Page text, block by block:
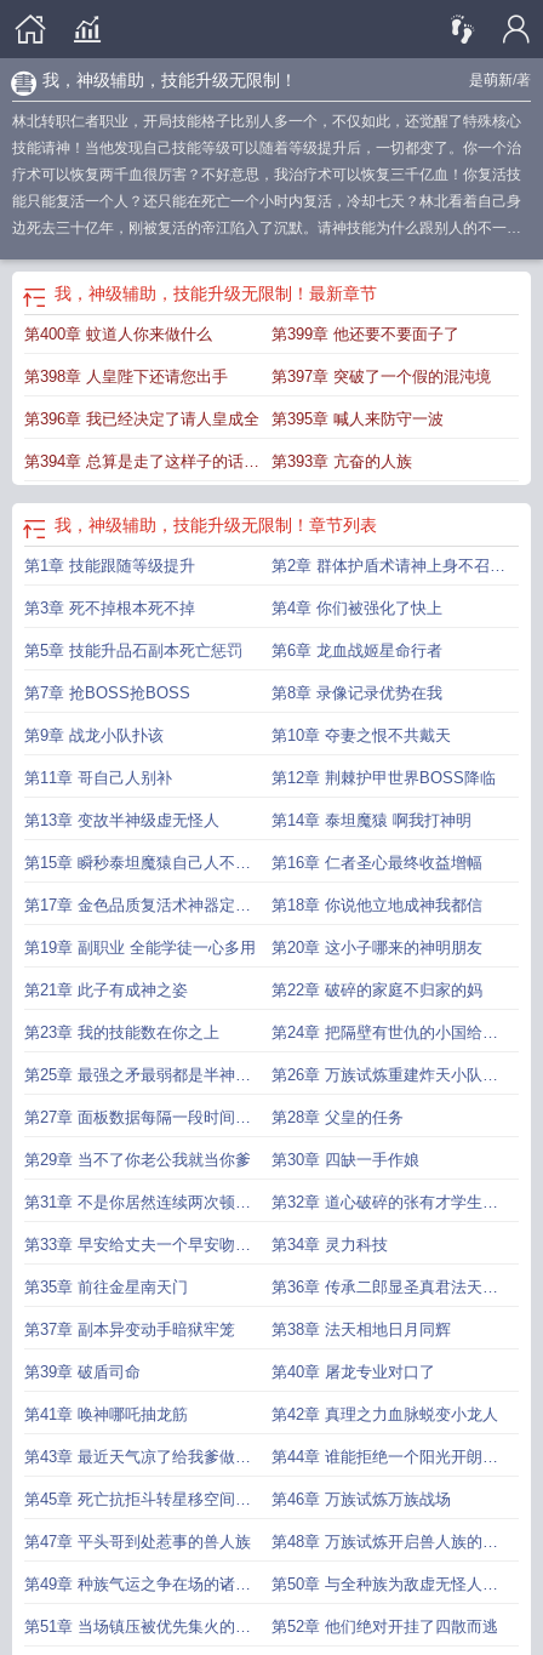
是萌新/著
我，神级辅助，技能升级无限制！
林北转职仁者职业，开局技能格子比别人多一个，不仅如此，还觉醒了特殊核心
技能请神！当他发现自己技能等级可以随着等级提升后，一切都变了。你一个治
疗术可以恢复两千血很厉害？不好意思，我治疗术可以恢复三千亿血！你复活技
能只能复活一个人？还只能在死亡一个小时内复活，冷却七天？林北看着自己身
边死去三十亿年，刚被复活的帝江陷入了沉默。请神技能为什么跟别人的不一
山君人皇陛下快召唤小虎吧！哪吒北子，有架打记得喊我！女娲小北北，干妈想
下界玩玩了～通天教主我的小友也敢欺负？诛仙剑阵起！赵公明我要一个打十
个！！万族不好！这个人皇是桂！！秩序你不管管？虚无一族这么明显的桂，秩
此时上界，坐镇中央，三界至尊的玉帝看着自己手下的仙神信仰之力逐渐流逝陷
入了沉默，在思考究竟是谁要跟他抢位置。简介无力，请移步正文诶嘿嘿辅助我
文神级辅助系统txt八零神级辅助系统 神级辅助carry全联盟免费阅读
超级爱我
神级辅助[全息神级辅助系统叶里免费神级辅助全文免费阅读
辅助技能升级无限制TXT神级辅助我不是神但我能创造神神级辅助系统笔趣
阁神级辅助超爱我免费辅助之神 我神级辅助技能升级无限制免费阅读 神级辅
助系统叶枫神级辅助超爱我 神级辅助我超爱我神级辅助技能升级无限制
我，神级辅助，技能升级无限制！ 最新章节
第400章 蚊道人你来做什么 第399章 他还要不要面子了
第398章 人皇陛下还请您出手 第397章 突破了一个假的混沌境
第396章 我已经决定了请人皇成全 第395章 喊人来防守一波
第394章 总算是走了这样子的话不
会再打扰我了吧
第393章 亢奋的人族
我，神级辅助，技能升级无限制！ 章节列表
第1章 技能跟随等级提升 第2章 群体护盾术请神上身不召唤
神明代打
第3章 死不掉根本死不掉 第4章 你们被强化了快上
第5章 技能升品石副本死亡惩罚 第6章 龙血战姬星命行者
第7章 抢BOSS抢BOSS 第8章 录像记录优势在我
第9章 战龙小队扑该 第10章 夺妻之恨不共戴天
第11章 哥自己人别补 第12章 荆棘护甲世界BOSS降临
第13章 变故半神级虚无怪人 第14章 泰坦魔猿 啊我打神明
第15章 瞬秒泰坦魔猿自己人不要
啊
第16章 仁者圣心最终收益增幅
第17章 金色品质复活术神器定制
碧玄笛
第18章 你说他立地成神我都信
第19章 副职业 全能学徒一心多用 第20章 这小子哪来的神明朋友
第21章 此子有成神之姿 第22章 破碎的家庭不归家的妈
第23章 我的技能数在你之上 第24章 把隔壁有世仇的小国给沉
了
第25章 最强之矛最弱都是半神级
你让我进去混日子
第26章 万族试炼重建炸天小队多
重施法
第27章 面板数据每隔一段时间更
新一章不计入正常更新章数
第28章 父皇的任务
第29章 当不了你老公我就当你爹 第30章 四缺一手作娘
第31章 不是你居然连续两次顿悟
教练这里有人开挂
第32章 道心破碎的张有才学生张
有才请受学生一拜
第33章 早安给丈夫一个早安吻不
是很正常的事情嘛
第34章 灵力科技
第35章 前往金星南天门 第36章 传承二郎显圣真君法天相
地
第37章 副本异变动手暗狱牢笼 第38章 法天相地日月同辉
第39章 破盾司命 第40章 屠龙专业对口了
第41章 唤神哪吒抽龙筋 第42章 真理之力血脉蜕变小龙人
第43章 最近天气凉了给我爹做个
围脖
第44章 谁能拒绝一个阳光开朗大
男孩呢
第45章 死亡抗拒斗转星移空间封
锁
第46章 万族试炼万族战场
第47章 平头哥到处惹事的兽人族 第48章 万族试炼开启兽人族的阳
谋
第49章 种族气运之争在场的诸位
都是垃圾
第50章 与全种族为敌虚无怪人的
被破暴露
第51章 当场镇压被优先集火的龍 第52章 他们绝对开挂了四散而逃